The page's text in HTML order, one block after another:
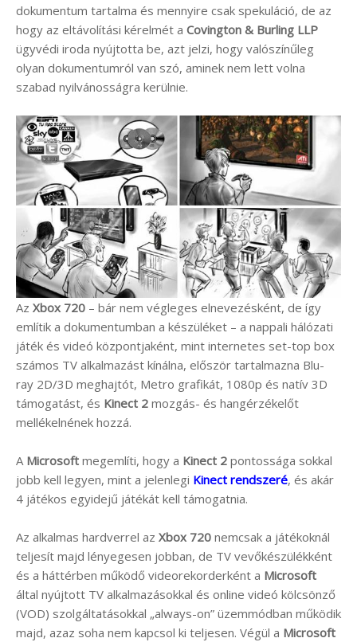
dokumentum tartalma és mennyire csak spekuláció, de az
hogy az eltávolítási kérelmét a Covington & Burling LLP
ügyvédi iroda nyújtotta be, azt jelzi, hogy valószínűleg
olyan dokumentumról van szó, aminek nem lett volna
szabad nyilvánosságra kerülnie.
Az Xbox 720 – bár nem végleges elnevezésként, de így
említik a dokumentumban a készüléket – a nappali hálózati
játék és videó központjaként, mint internetes set-top box
számos TV alkalmazást kínálna, először tartalmazna Blu-
ray 2D/3D meghajtót, Metro grafikát, 1080p és natív 3D
támogatást, és Kinect 2 mozgás- és hangérzékelőt
mellékelnének hozzá.
A Microsoft megemlíti, hogy a Kinect 2 pontossága sokkal
jobb kell legyen, mint a jelenlegi Kinect rendszeré, és akár
4 játékos egyidejű játékát kell támogatnia.
Az alkalmas hardverrel az Xbox 720 nemcsak a játékoknál
teljesít majd lényegesen jobban, de TV vevőkészülékként
és a háttérben működő videorekorderként a Microsoft
által nyújtott TV alkalmazásokkal és online videó kölcsönző
(VOD) szolgáltatásokkal „always-on” üzemmódban működik
majd, azaz soha nem kapcsol ki teljesen. Végül a Microsoft